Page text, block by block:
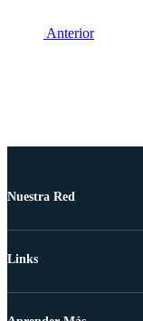
Anterior
Nuestra Red
Links